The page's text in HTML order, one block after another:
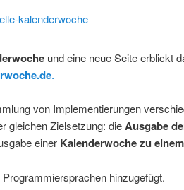
und eine neue Seite erblickt
.
von Implementierungen
gleichen Zielsetzung: dieAusgabe
einer Kalenderwoche zu
hinzugefügt.